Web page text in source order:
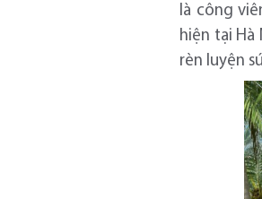
là công
hiện tại
rèn luyện